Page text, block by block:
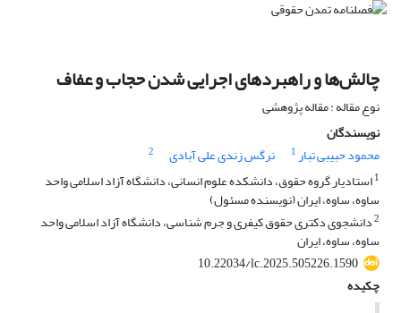
چالش‌ها و راهبردهای اجرایی شدن حجاب و عفاف
نوع مقاله : مقاله پژوهشی
نویسندگان
محمود حبیبی تبار1 نرگس زندی علی آبادی
2
1استادیار گروه حقوق، دانشکده علوم انسانی، دانشگاه آزاد اسلامی واحد
ساوه، ساوه، ایران (نویسنده مسئول)
2دانشجوی دکتری حقوق کیفری و جرم شناسی، دانشگاه آزاد اسلامی واحد
ساوه، ساوه، ایران
10.22034/lc.2025.505226.1590
چکیده